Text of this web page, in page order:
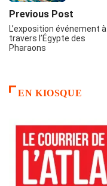
Previous Post
L’exposition événement à
travers l’Égypte des
Pharaons
EN KIOSQUE